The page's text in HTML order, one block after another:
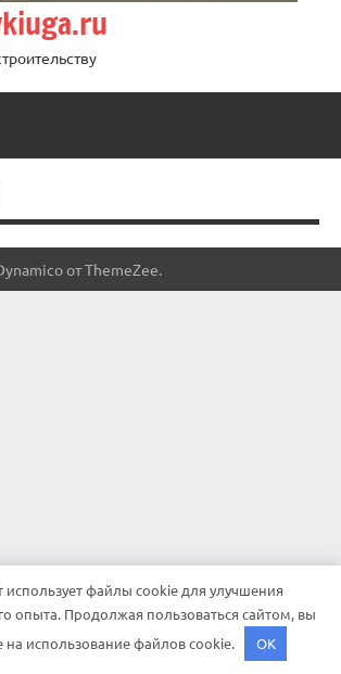
от ThemeZee.
использует файлы cookie для улучшения
опыта. Продолжая пользоваться сайтом, вы
на использование файлов cookie.
OK